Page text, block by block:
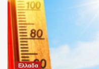
Ελλαδα